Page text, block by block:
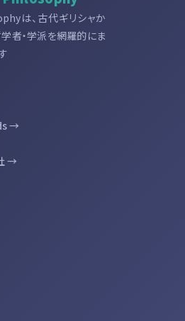
は、古代ギリシャか
者・学派を網羅的にま
→
→